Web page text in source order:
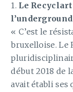
1. Le
« C’est le
bruxelloise. Le
début 2018 de
avait établi ses